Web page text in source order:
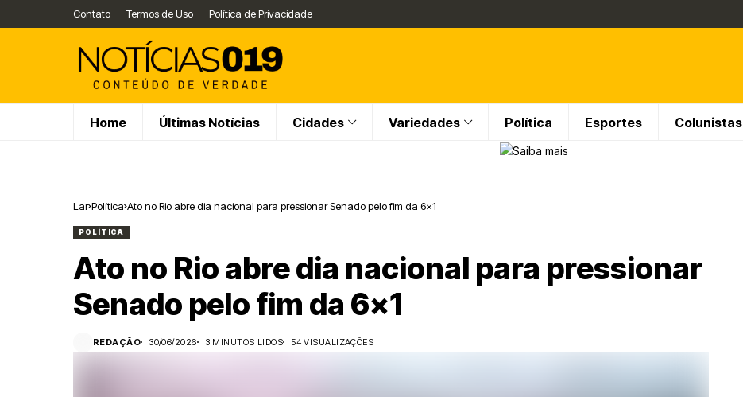
Contato Termos de Uso Política de Privacidade
Home Últimas Notícias Cidades Variedades Política Esportes Colunistas
Lar Política Ato no Rio abre dia nacional para pressionar Senado pelo fim da 6×1
POLÍTICA
Ato no Rio abre dia nacional para pressionar
Senado pelo fim da 6×1
REDAÇÃO 30/06/2026 3 MINUTOS LIDOS 54 VISUALIZAÇÕES